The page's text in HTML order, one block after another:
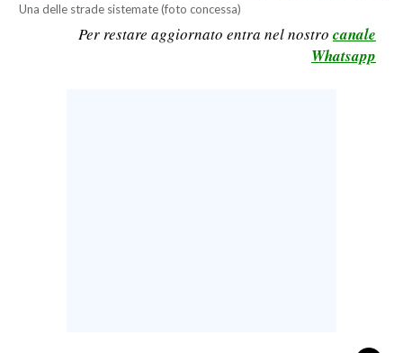
Una delle strade sistemate (foto concessa)
Per restare aggiornato entra nel nostro canale
Whatsapp